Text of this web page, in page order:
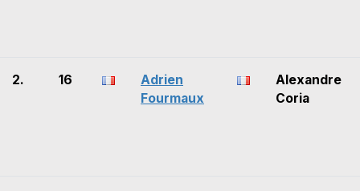
2. 16
Adrien
Fourmaux
Alexandre
Coria